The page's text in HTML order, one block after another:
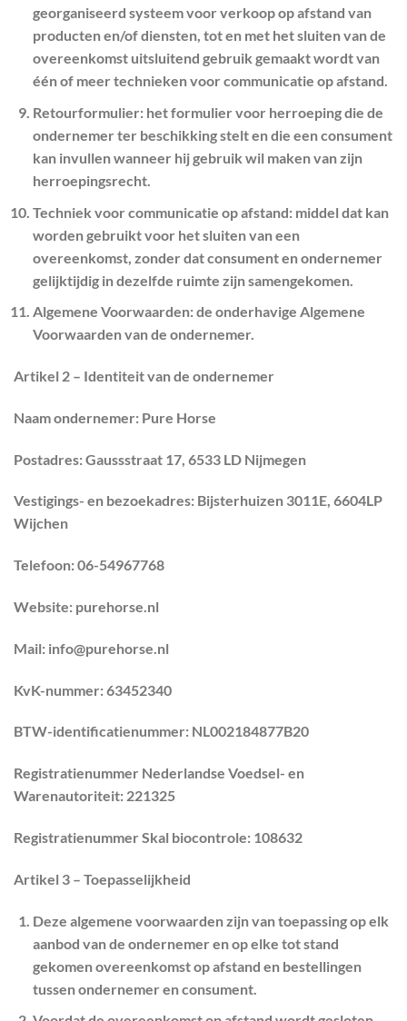
georganiseerd systeem voor verkoop op afstand van
producten en/of diensten, tot en met het sluiten van de
overeenkomst uitsluitend gebruik gemaakt wordt van
één of meer technieken voor communicatie op afstand.
Retourformulier: het formulier voor herroeping die de
ondernemer ter beschikking stelt en die een consument
kan invullen wanneer hij gebruik wil maken van zijn
herroepingsrecht.
Techniek voor communicatie op afstand: middel dat kan
worden gebruikt voor het sluiten van een
overeenkomst, zonder dat consument en ondernemer
gelijktijdig in dezelfde ruimte zijn samengekomen.
Algemene Voorwaarden: de onderhavige Algemene
Voorwaarden van de ondernemer.
Artikel 2 – Identiteit van de ondernemer
Naam ondernemer: Pure Horse
Postadres: Gaussstraat 17, 6533 LD Nijmegen
Vestigings- en bezoekadres: Bijsterhuizen 3011E, 6604LP
Wijchen
Telefoon: 06-54967768
Website: purehorse.nl
Mail: info@purehorse.nl
KvK-nummer: 63452340
BTW-identificatienummer: NL002184877B20
Registratienummer Nederlandse Voedsel- en
Warenautoriteit: 221325
Registratienummer Skal biocontrole: 108632
Artikel 3 – Toepasselijkheid
Deze algemene voorwaarden zijn van toepassing op elk
aanbod van de ondernemer en op elke tot stand
gekomen overeenkomst op afstand en bestellingen
tussen ondernemer en consument.